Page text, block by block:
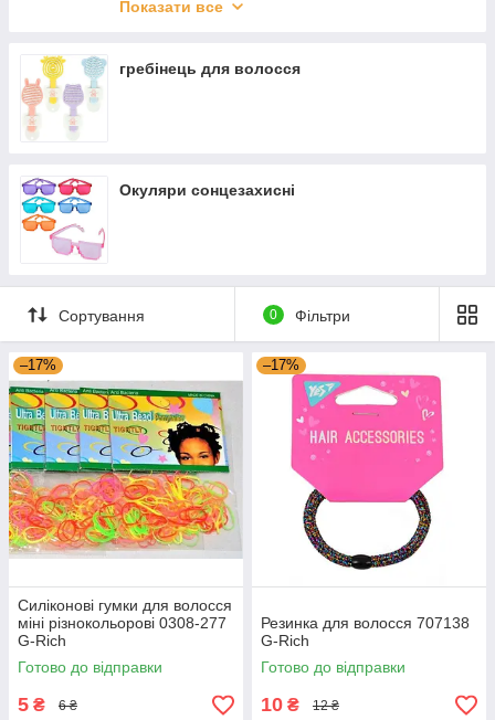
Рюкзаки для підлітків
Показати все
гребінець для волосся
Окуляри сонцезахисні
Сортування 0 Фільтри
–17%
Силіконові гумки для волосся
міні різнокольорові 0308-277
G-Rich
Готово до відправки
5 ₴ 6 ₴
–17%
Резинка для волосся 707138
G-Rich
Готово до відправки
10 ₴ 12 ₴